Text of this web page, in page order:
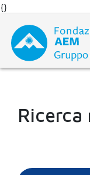
{}
content